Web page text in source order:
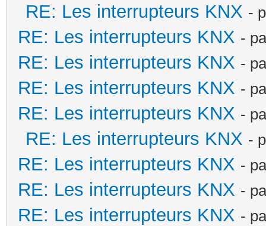
RE: Les interrupteurs KNX -
RE: Les interrupteurs KNX -
RE: Les interrupteurs KNX -
RE: Les interrupteurs KNX -
RE: Les interrupteurs KNX -
RE: Les interrupteurs KNX -
RE: Les interrupteurs KNX -
RE: Les interrupteurs KNX -
RE: Les interrupteurs KNX -